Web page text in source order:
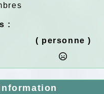
:
( personne )